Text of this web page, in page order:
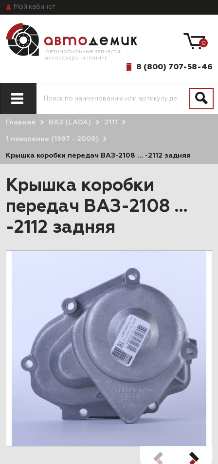
Мой кабинет
Автомобильные запчасти,
аксессуары и тюнинг
8 (800) 707-58-46
0
Главная ВАЗ (LADA) 2111
1 поколение (1997 - 2009)
Крышка коробки передач ВАЗ-2108 … -2112 задняя
Крышка коробки
передач ВАЗ-2108 …
-2112 задняя